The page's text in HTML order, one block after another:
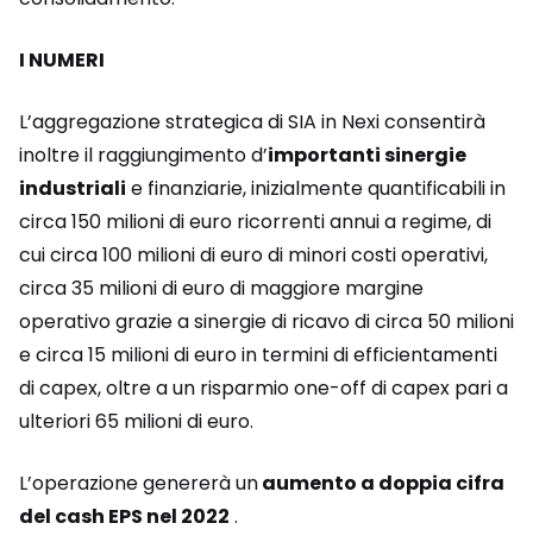
I NUMERI
L’aggregazione strategica di SIA in Nexi consentirà
inoltre il raggiungimento d’importanti sinergie
industriali e finanziarie, inizialmente quantificabili in
circa 150 milioni di euro ricorrenti annui a regime, di
cui circa 100 milioni di euro di minori costi operativi,
circa 35 milioni di euro di maggiore margine
operativo grazie a sinergie di ricavo di circa 50 milioni
e circa 15 milioni di euro in termini di efficientamenti
di capex, oltre a un risparmio one-off di capex pari a
ulteriori 65 milioni di euro.
L’operazione genererà unaumento a doppia cifra
del cash EPS nel 2022 .